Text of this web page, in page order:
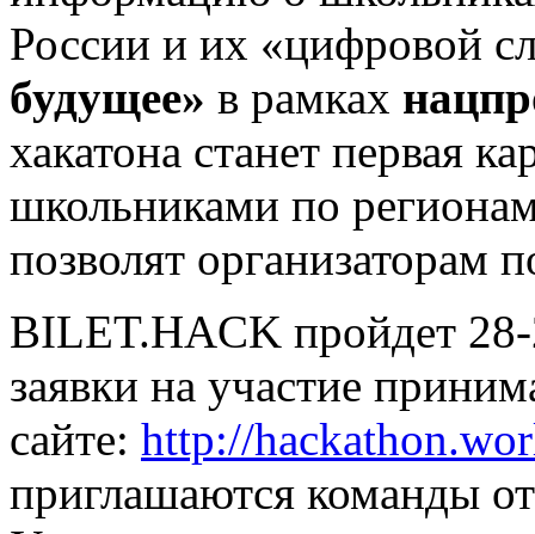
России и их «цифровой
будущее» в рамках
хакатона станет первая
школьниками по
позволят организаторам
BILET.HACK пройдет
заявки на участие
сайте: http://
приглашаются команды